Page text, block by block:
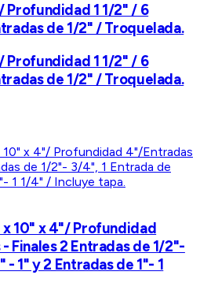
Profundidad 1 1/2" / 6
de 1/2" / Troquelada.
Profundidad 1 1/2" / 6
de 1/2" / Troquelada.
x 10" x 4"/ Profundidad
Finales 2 Entradas de 1/2"-
1" y 2 Entradas de 1"- 1